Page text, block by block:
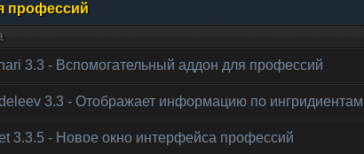
профессий
3.3 - Вспомогательный аддон для профессий
3.3 - Отображает информацию по ингридиентам
3.3.5 - Новое окно интерфейса профессий